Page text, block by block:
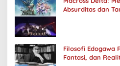
Absurditas dan
Filosofi Edogawa
Fantasi, dan